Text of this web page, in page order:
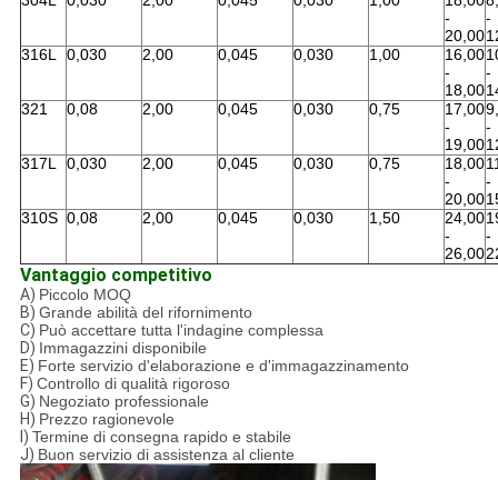
-
20,00
-
316L 0,030 2,00 0,045 0,030 1,00
16,00
-
18,00
-
321
0,08 2,00 0,045 0,030 0,75
17,00
-
19,00
-
317L 0,030 2,00 0,045 0,030 0,75
18,00
-
20,00
-
310S 0,08 2,00 0,045 0,030 1,50
24,00
-
26,00
-
Vantaggio competitivo
A) Piccolo MOQ
B) Grande abilità del rifornimento
C) Può accettare tutta l'indagine complessa
D) Immagazzini disponibile
E) Forte servizio d'elaborazione e d'immagazzinamento
F) Controllo di qualità rigoroso
G) Negoziato professionale
H) Prezzo ragionevole
I) Termine di consegna rapido e stabile
J) Buon servizio di assistenza al cliente